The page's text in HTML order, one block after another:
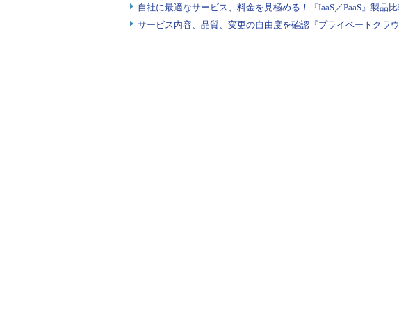
きるわけではない。例えば、明確なコスト削減を実
ケーションのクラウドへの移行は一般的に、適切なユ
自社に最適なサービス、料金を見極める！『IaaS／PaaS』製品比
サービス内容、品質、変更の自由度を確認『プライベートクラ